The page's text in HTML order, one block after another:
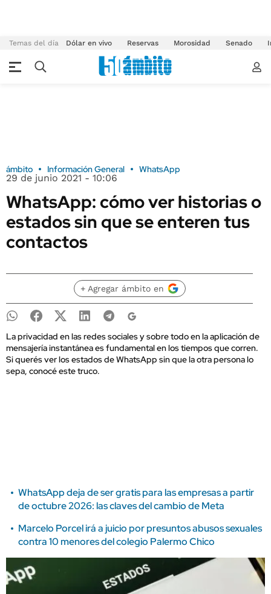
Temas del día Dólar en vivo Reservas Morosidad Senado
ámbito Información General WhatsApp
29 de junio 2021 - 10:06
WhatsApp: cómo ver historias o
estados sin que se enteren tus
contactos
+ Agregar ámbito en
La privacidad en las redes sociales y sobre todo en la aplicación de
mensajería instantánea es fundamental en los tiempos que corren.
Si querés ver los estados de WhatsApp sin que la otra persona lo
sepa, conocé este truco.
WhatsApp deja de ser gratis para las empresas a partir
de octubre 2026: las claves del cambio de Meta
Marcelo Porcel irá a juicio por presuntos abusos sexuales
contra 10 menores del colegio Palermo Chico